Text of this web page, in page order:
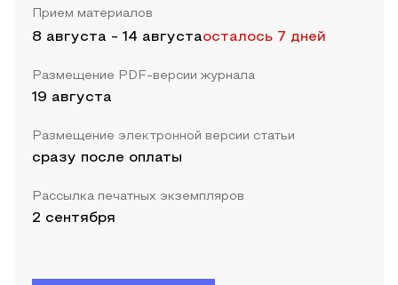
Прием материалов
8 августа - 14 августаосталось 7 дней
Размещение PDF-версии журнала
19 августа
Размещение электронной версии статьи
сразу после оплаты
Рассылка печатных экземпляров
2 сентября